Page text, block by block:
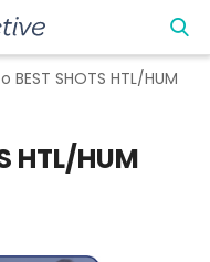
BEST SHOTS HTL/HUM
HTL/HUM